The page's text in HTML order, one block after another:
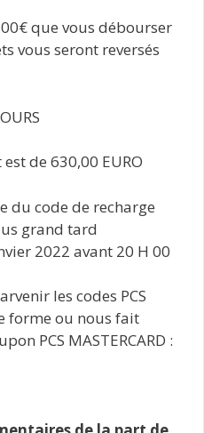
que vous débourser
vous seront reversés
de 630,00 EURO
du code de recharge
grand tard
2022 avant 20 H 00
les codes PCS
forme ou nous fait
PCS MASTERCARD :